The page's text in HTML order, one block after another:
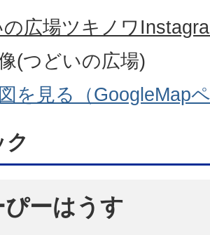
広場ツキノワ
を見る（GoogleMap
ク
ぴーはうす